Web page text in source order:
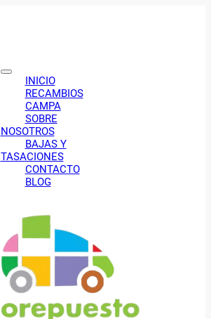
INICIO
RECAMBIOS
CAMPA
SOBRE
NOSOTROS
BAJAS Y
TASACIONES
CONTACTO
BLOG